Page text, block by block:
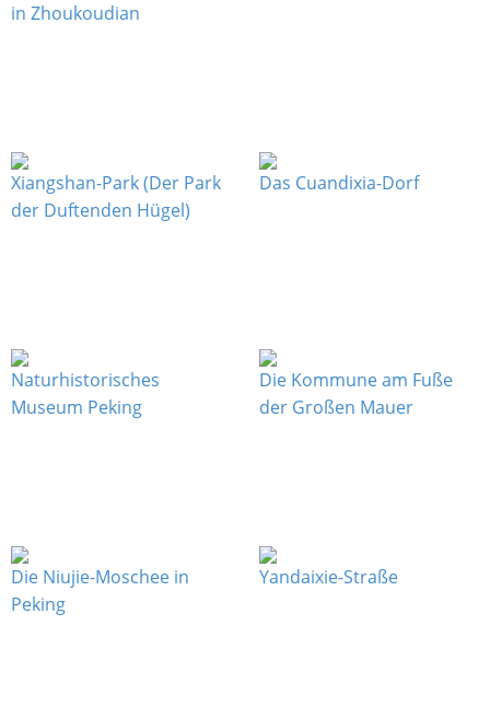
in Zhoukoudian
Xiangshan-Park (Der Park
der Duftenden Hügel)
Das Cuandixia-Dorf
Naturhistorisches
Museum Peking
Die Kommune am Fuße
der Großen Mauer
Die Niujie-Moschee in
Peking
Yandaixie-Straße